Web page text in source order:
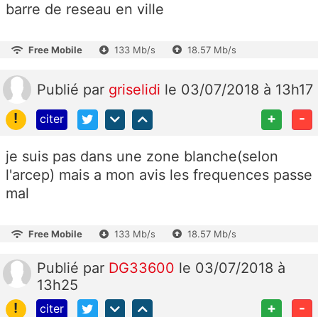
barre de reseau en ville
Free Mobile 133 Mb/s 18.57 Mb/s
Publié par griselidi le 03/07/2018 à 13h17
!
citer + -
je suis pas dans une zone blanche(selon
l'arcep) mais a mon avis les frequences passe
mal
Free Mobile 133 Mb/s 18.57 Mb/s
Publié par DG33600 le 03/07/2018 à
13h25
!
citer + -